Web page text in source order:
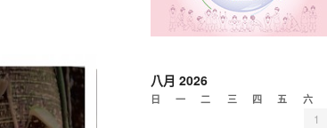
八月 2026
日 一 二 三 四 五 六
1